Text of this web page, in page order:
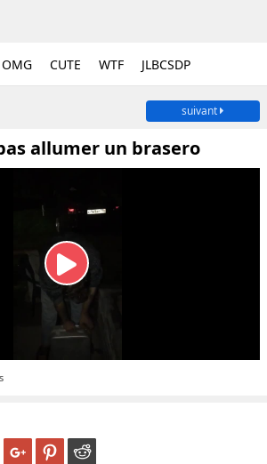
OMG CUTE WTF JLBCSDP
suivant
allumer un brasero